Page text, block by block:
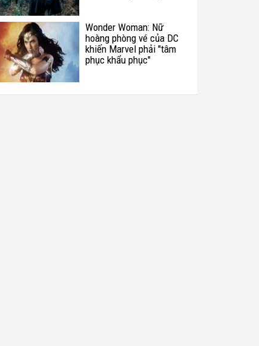
Wonder Woman: Nữ
hoàng phòng vé của DC
khiến Marvel phải "tâm
phục khẩu phục"